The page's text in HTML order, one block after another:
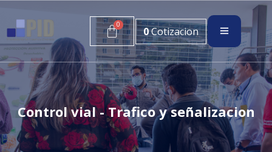
0Cotizacion
Control vial - Trafico y señalizacion